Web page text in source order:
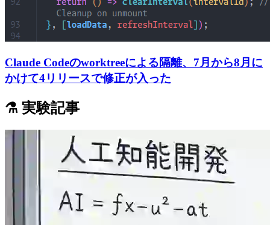
Claude Codeのworktreeによる隔離、7月から8月に
かけて4リリースで修正が入った
⚗️ 実験記事